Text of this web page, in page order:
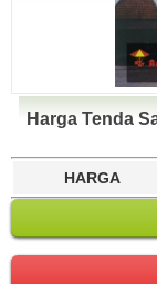
Harga Tenda
HARGA